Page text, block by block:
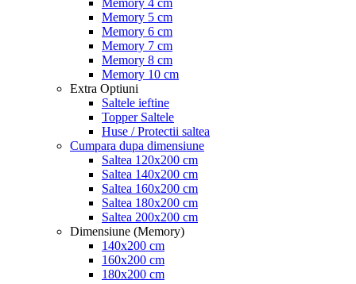
Memory 5 cm
Memory 6 cm
Memory 7 cm
Memory 8 cm
Memory 10 cm
Extra Optiuni
Saltele ieftine
Topper Saltele
Huse / Protectii saltea
Cumpara dupa dimensiune
Saltea 120x200 cm
Saltea 140x200 cm
Saltea 160x200 cm
Saltea 180x200 cm
Saltea 200x200 cm
Dimensiune (Memory)
140x200 cm
160x200 cm
180x200 cm